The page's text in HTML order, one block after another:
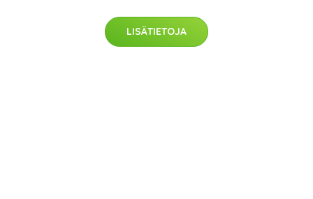
LISÄTIETOJA